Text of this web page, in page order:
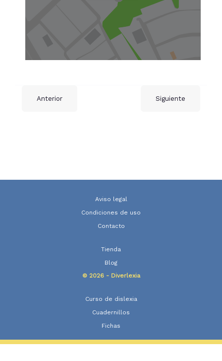
Anterior Siguiente
Aviso legal
Condiciones de uso
Contacto
Tienda
Blog
© 2026 - Diverlexia
Curso de dislexia
Cuadernillos
Fichas